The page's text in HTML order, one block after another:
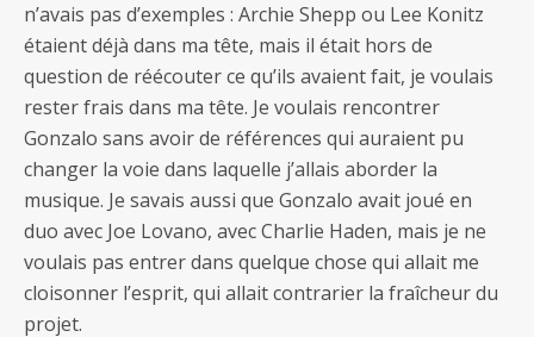
n’avais pas d’exemples : Archie Shepp ou Lee Konitz
étaient déjà dans ma tête, mais il était hors de
question de réécouter ce qu’ils avaient fait, je voulais
rester frais dans ma tête. Je voulais rencontrer
Gonzalo sans avoir de références qui auraient pu
changer la voie dans laquelle j’allais aborder la
musique. Je savais aussi que Gonzalo avait joué en
duo avec Joe Lovano, avec Charlie Haden, mais je ne
voulais pas entrer dans quelque chose qui allait me
cloisonner l’esprit, qui allait contrarier la fraîcheur du
projet.